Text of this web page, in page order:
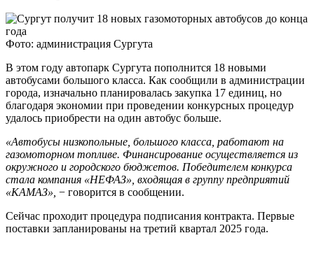
Фото: администрация Сургута
В этом году автопарк Сургута пополнится 18 новыми
автобусами большого класса. Как сообщили в администрации
города, изначально планировалась закупка 17 единиц, но
благодаря экономии при проведении конкурсных процедур
удалось приобрести на один автобус больше.
«Автобусы низкопольные, большого класса, работают на
газомоторном топливе. Финансирование осуществляется из
окружного и городского бюджетов. Победителем конкурса
стала компания «НЕФАЗ», входящая в группу предприятий
«КАМАЗ», − говорится в сообщении.
Сейчас проходит процедура подписания контракта. Первые
поставки запланированы на третий квартал 2025 года.